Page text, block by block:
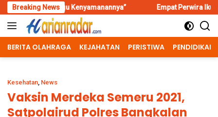
Skip
to
content
Breaking News
Kenyamanannya” Empat Perwira Ikuti Seleksi Komandan
BERITA OLAHRAGA KEJAHATAN PERISTIWA PENDIDIKAN
Kesehatan, News
Vaksin Merdeka Semeru 2021,
Satpolairud Polres Bangkalan